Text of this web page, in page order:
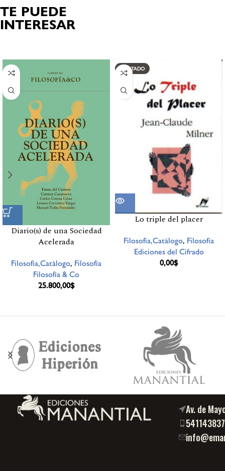
TE PUEDE
INTERESAR
Diario(s) de una Sociedad
Acelerada
Filosofía,Catálogo, Filosofía
Filosofía & Co
25.800,00$
AGOTADO
Lo triple del placer
Filosofía,Catálogo, Filosofía
Ediciones del Cifrado
0,00$
Av. de